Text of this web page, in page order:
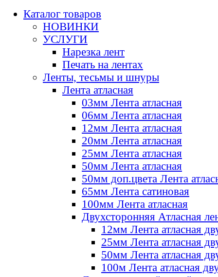
Каталог товаров
НОВИНКИ
УСЛУГИ
Нарезка лент
Печать на лентах
Ленты, тесьмы и шнуры
Лента атласная
03мм Лента атласная
06мм Лента атласная
12мм Лента атласная
20мм Лента атласная
25мм Лента атласная
50мм Лента атласная
50мм доп.цвета Лента
65мм Лента сатиновая
100мм Лента атласная
Двухсторонняя Атласная
12мм Лента атласная
25мм Лента атласная
50мм Лента атласная
100м Лента атласная